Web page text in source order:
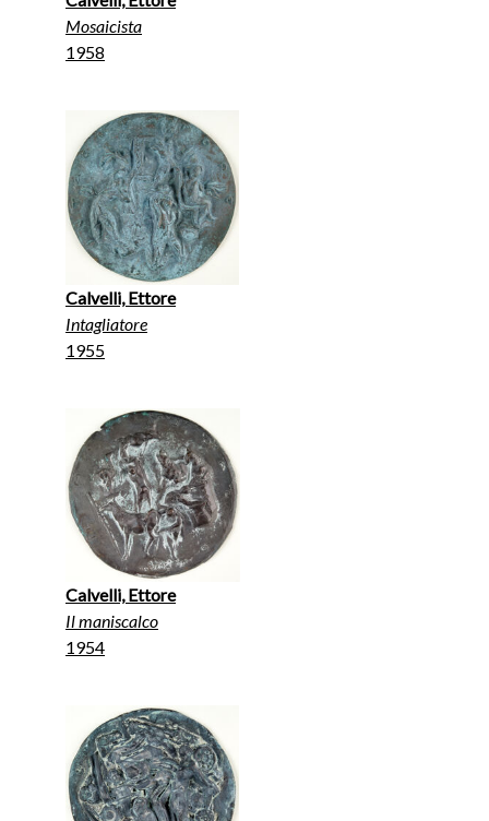
Mosaicista
1958
Calvelli, Ettore
Intagliatore
1955
Calvelli, Ettore
Il maniscalco
1954